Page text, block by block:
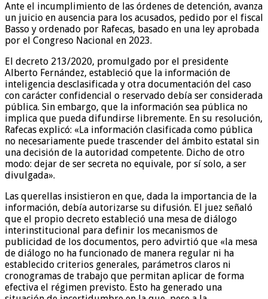
Ante el incumplimiento de las órdenes de detención, avanza
un juicio en ausencia para los acusados, pedido por el fiscal
Basso y ordenado por Rafecas, basado en una ley aprobada
por el Congreso Nacional en 2023.
El decreto 213/2020, promulgado por el presidente
Alberto Fernández, estableció que la información de
inteligencia desclasificada y otra documentación del caso
con carácter confidencial o reservado debía ser considerada
pública. Sin embargo, que la información sea pública no
implica que pueda difundirse libremente. En su resolución,
Rafecas explicó: «La información clasificada como pública
no necesariamente puede trascender del ámbito estatal sin
una decisión de la autoridad competente. Dicho de otro
modo: dejar de ser secreta no equivale, por sí solo, a ser
divulgada».
Las querellas insistieron en que, dada la importancia de la
información, debía autorizarse su difusión. El juez señaló
que el propio decreto estableció una mesa de diálogo
interinstitucional para definir los mecanismos de
publicidad de los documentos, pero advirtió que «la mesa
de diálogo no ha funcionado de manera regular ni ha
establecido criterios generales, parámetros claros ni
cronogramas de trabajo que permitan aplicar de forma
efectiva el régimen previsto. Esto ha generado una